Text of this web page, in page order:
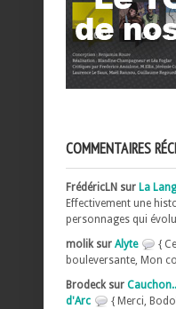
COMMENTAIRES
FrédéricLN sur La
Effectivement une
personnages qui
molik sur Alyte
{
bouleversante, Mon
Brodeck sur
d'Arc
{ Merci,